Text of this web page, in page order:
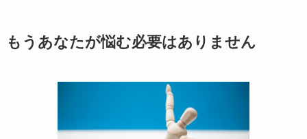
もうあなたが悩む必要はありません